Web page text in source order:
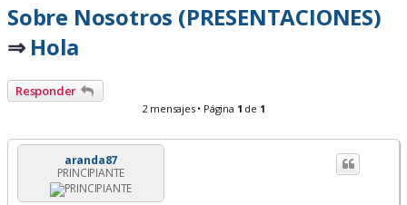
Sobre Nosotros (PRESENTACIONES)
⇒ Hola
Responder
2 mensajes • Página 1 de 1
aranda87
PRINCIPIANTE